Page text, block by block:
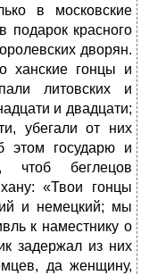
в московские
подарок красного
дворян.
ханские гонцы и
литовских и
и двадцати;
убегали от них
этом государю и
чтоб беглецов
«Твои гонцы
и немецкий; мы
к наместнику о
задержал из них
да женщину,